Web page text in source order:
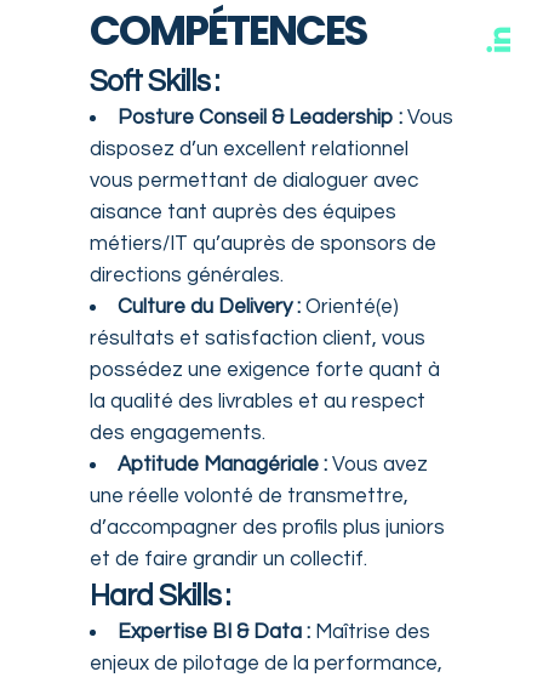
COMPÉTENCES
Soft Skills :
Posture Conseil & Leadership : Vous
disposez d’un excellent relationnel
vous permettant de dialoguer avec
aisance tant auprès des équipes
métiers/IT qu’auprès de sponsors de
directions générales.
Culture du Delivery : Orienté(e)
résultats et satisfaction client, vous
possédez une exigence forte quant à
la qualité des livrables et au respect
des engagements.
Aptitude Managériale : Vous avez
une réelle volonté de transmettre,
d’accompagner des profils plus juniors
et de faire grandir un collectif.
Hard Skills :
Expertise BI & Data : Maîtrise des
enjeux de pilotage de la performance,